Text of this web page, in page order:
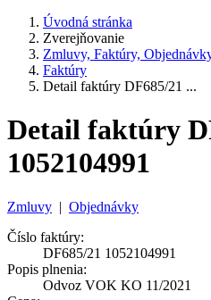
Úvodná stránka
Zverejňovanie
Zmluvy, Faktúry,
Faktúry
Detail faktúry DF685/21 ...
Detail faktúry
1052104991
Zmluvy | Objednávky
Číslo faktúry:
DF685/21 1052104991
Popis plnenia:
Odvoz VOK KO 11/2021